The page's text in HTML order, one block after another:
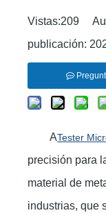
Vistas:209
publicación:
ATester
precisión para
material de
industrias, que